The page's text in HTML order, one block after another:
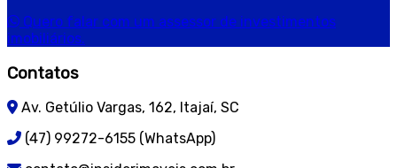
Quero falar com um assessor de investimentos
imobiliários.
Contatos
Av. Getúlio Vargas, 162, Itajaí, SC
(47) 99272-6155 (WhatsApp)